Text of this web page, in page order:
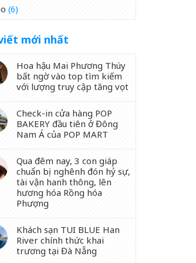
(6)
mới nhất
Hoa hậu Mai Phương Thúy
bất ngờ vào top tìm kiếm
với lượng truy cập tăng vọt
Check-in cửa hàng POP
BAKERY đầu tiên ở Đông
Nam Á của POP MART
Qua đêm nay, 3 con giáp
chuẩn bị nghênh đón hỷ sự,
tài vận hanh thông, lên
hương hóa Rồng hóa
Phượng
Khách sạn TUI BLUE Han
River chính thức khai
trương tại Đà Nẵng